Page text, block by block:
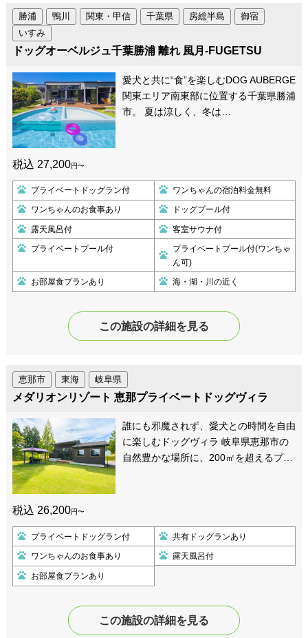
御宿
いすみ
勝浦 鴨川 関東・甲信 千葉県 房総半島
ドッグオーベルジュ千葉勝浦 離れ 風月-FUGETSU
愛犬と共に“食”を楽しむDOG AUBERGE
関東エリア南東部に位置する千葉県勝浦
市。 夏は涼しく、冬は…
税込 27,200円〜
プライベートドッグラン付 ワンちゃんの宿泊料金無料
ワンちゃんのお食事あり ドッグプール付
露天風呂付 客室サウナ付
プライベートプール付
プライベートプール付(ワンちゃ
ん可)
お部屋食プランあり 海・湖・川の近く
この施設の詳細を見る
東海 岐阜県
恵那市
メダリオンリゾート 恵那プライベートドッグヴィラ
誰にも邪魔されず、愛犬との時間を自由
に楽しむドッグヴィラ 岐阜県恵那市の
自然豊かな場所に、200㎡を超えるプ…
税込 26,200円〜
プライベートドッグラン付 共有ドッグランあり
ワンちゃんのお食事あり 露天風呂付
お部屋食プランあり
この施設の詳細を見る